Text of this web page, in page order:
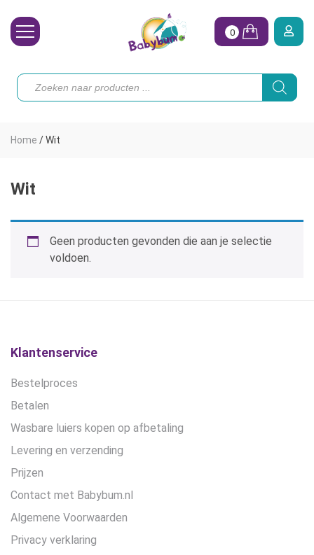
Toebehoren
Koopjes
Hoe begin ik?
0
Producten
zoeken
Home /Wit
Wit
Geen producten gevonden die aan je selectie
voldoen.
Klantenservice
Bestelproces
Betalen
Wasbare luiers kopen op afbetaling
Levering en verzending
Prijzen
Contact met Babybum.nl
Algemene Voorwaarden
Privacy verklaring